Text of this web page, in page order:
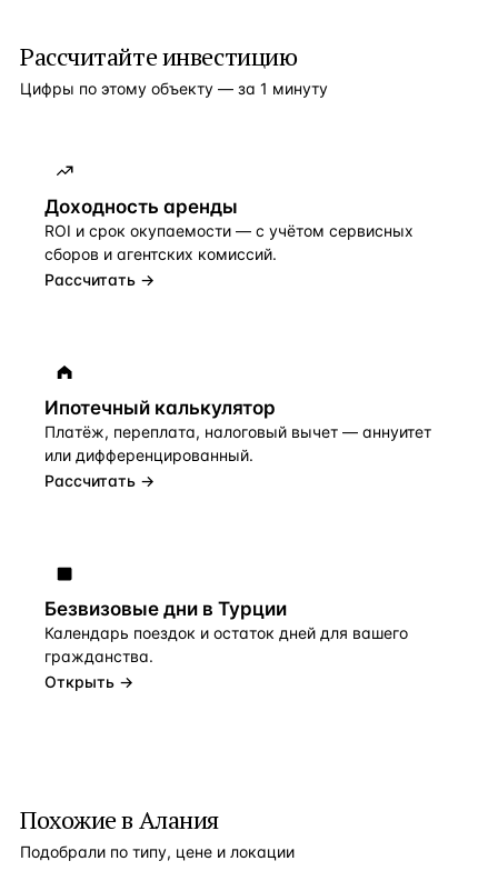
Рассчитайте инвестицию
Цифры по этому объекту — за 1 минуту
Доходность аренды
ROI и срок окупаемости — с учётом сервисных
сборов и агентских комиссий.
Рассчитать →
Ипотечный калькулятор
Платёж, переплата, налоговый вычет — аннуитет
или дифференцированный.
Рассчитать →
Безвизовые дни в Турции
Календарь поездок и остаток дней для вашего
гражданства.
Открыть →
Похожие в Алания
Подобрали по типу, цене и локации